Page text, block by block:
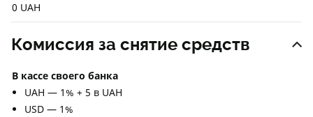
0 UAH
Комиссия за снятие средств
В кассе своего банка
UAH — 1% + 5 в UAH
USD — 1%